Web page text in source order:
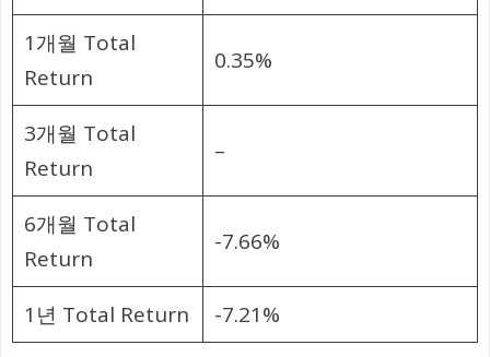
1개월 Total
Return
0.35%
3개월 Total
Return
–
6개월 Total
Return
-7.66%
1년 Total Return -7.21%